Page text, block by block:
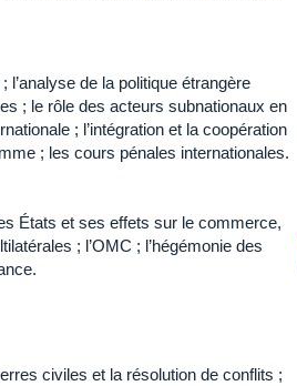
l’analyse de la politique étrangère
; le rôle des acteurs subnationaux en
; l’intégration et la coopération
; les cours pénales internationales.
États et ses effets sur le commerce,
; l’OMC ; l’hégémonie des
civiles et la résolution de conflits ;